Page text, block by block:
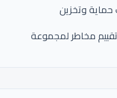
حماية وتخزين
مخاطر لمجموعة